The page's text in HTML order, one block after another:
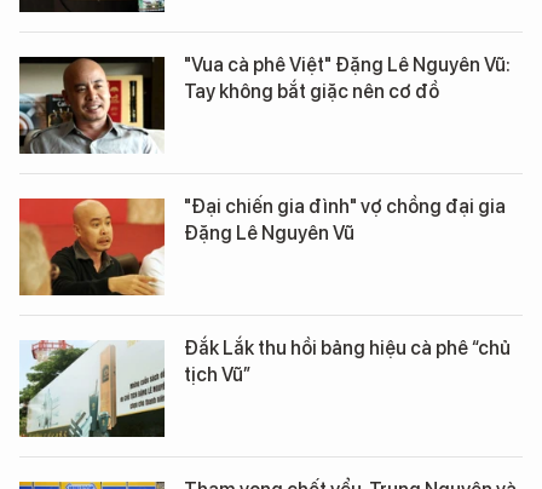
"Vua cà phê Việt" Đặng Lê Nguyên Vũ:
Tay không bắt giặc nên cơ đồ
"Đại chiến gia đình" vợ chồng đại gia
Đặng Lê Nguyên Vũ
Đắk Lắk thu hồi bảng hiệu cà phê “chủ
tịch Vũ”